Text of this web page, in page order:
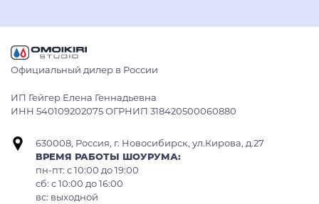
Официальный дилер в России
ИП Гейгер Елена Геннадьевна
ИНН 540109202075 ОГРНИП 318420500060880
630008, Россия, г. Новосибирск, ул.Кирова, д.27
ВРЕМЯ РАБОТЫ ШОУРУМА:
пн-пт: с 10:00 до 19:00
сб: c 10:00 до 16:00
вс: выходной